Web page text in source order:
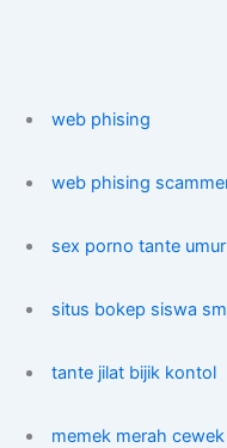
web phising
web phising
sex porno tante
situs bokep siswa
tante jilat bijik kontol
memek merah